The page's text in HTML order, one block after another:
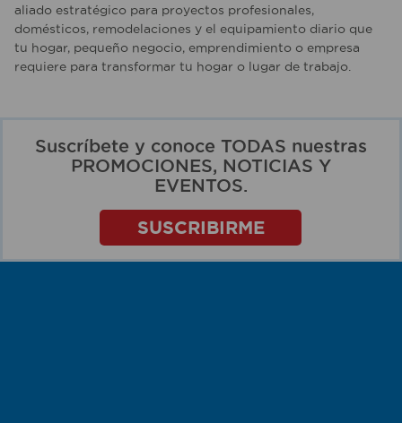
aliado estratégico para proyectos profesionales,
domésticos, remodelaciones y el equipamiento diario que
tu hogar, pequeño negocio, emprendimiento o empresa
requiere para transformar tu hogar o lugar de trabajo.
Suscríbete y conoce TODAS nuestras
PROMOCIONES, NOTICIAS Y
EVENTOS.
SUSCRIBIRME